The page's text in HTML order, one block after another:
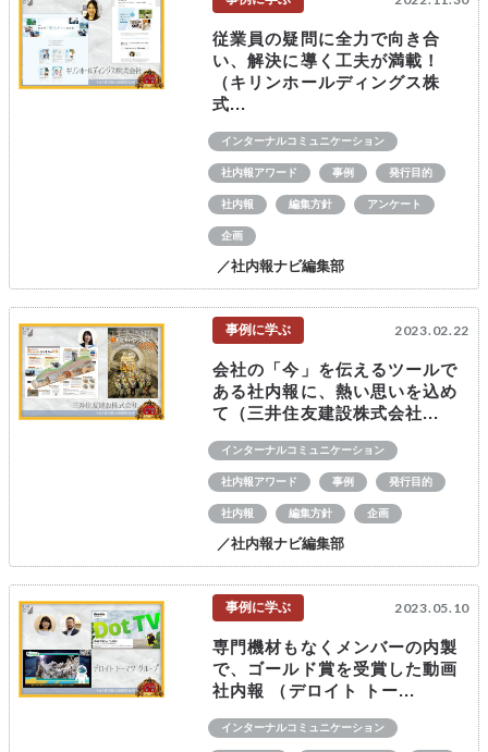
従業員の疑問に全力で向き合
い、解決に導く工夫が満載！
（キリンホールディングス株
式...
インターナルコミュニケーション
社内報アワード 事例 発行目的
社内報 編集方針 アンケート
企画
／社内報ナビ編集部
事例に学ぶ 2023.02.22
会社の「今」を伝えるツールで
ある社内報に、熱い思いを込め
て（三井住友建設株式会社...
インターナルコミュニケーション
社内報アワード 事例 発行目的
社内報 編集方針 企画
／社内報ナビ編集部
事例に学ぶ 2023.05.10
専門機材もなくメンバーの内製
で、ゴールド賞を受賞した動画
社内報 （デロイト トー...
インターナルコミュニケーション